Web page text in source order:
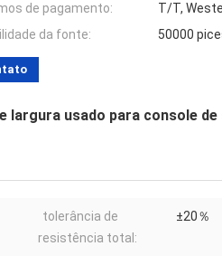
de pagamento:
T/T,
da fonte:
50000
largura usado para console
tolerância de
resistência total:
±20％